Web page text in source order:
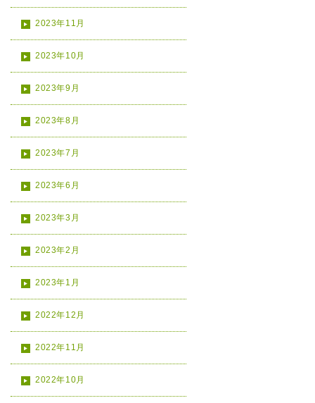
2023年11月
2023年10月
2023年9月
2023年8月
2023年7月
2023年6月
2023年3月
2023年2月
2023年1月
2022年12月
2022年11月
2022年10月